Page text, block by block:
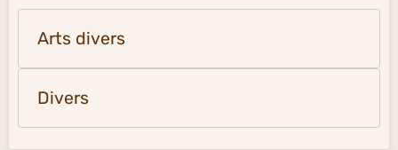
Arts divers
Divers